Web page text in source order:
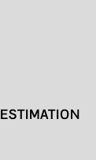
ESTIMATION